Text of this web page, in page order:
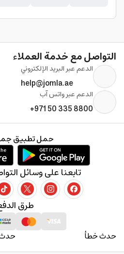
التواصل مع خدمة العملاء
الدعم عبر البريد الإلكتروني
help@jomla.ae
الدعم عبر واتس آب
+971 50 335 8800
حدث خطأ
طرق
تابعنا على وسائل
حمل تطبيق